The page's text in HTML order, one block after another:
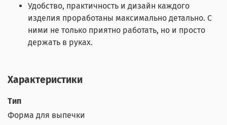
Удобство, практичность и дизайн каждого
изделия проработаны максимально детально. С
ними не только приятно работать, но и просто
держать в руках.
Характеристики
Тип
Форма для выпечки